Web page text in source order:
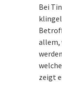
Bei
allem,
zeigt